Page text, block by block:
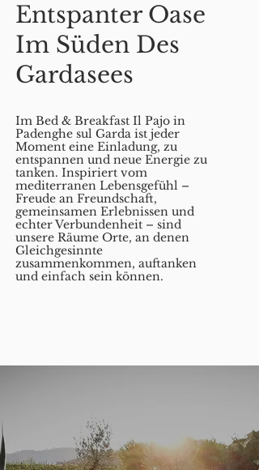
Entspanter Oase
Im Süden Des
Gardasees
Im Bed & Breakfast Il Pajo in
Padenghe sul Garda ist jeder
Moment eine Einladung, zu
entspannen und neue Energie zu
tanken. Inspiriert vom
mediterranen Lebensgefühl –
Freude an Freundschaft,
gemeinsamen Erlebnissen und
echter Verbundenheit – sind
unsere Räume Orte, an denen
Gleichgesinnte
zusammenkommen, auftanken
und einfach sein können.